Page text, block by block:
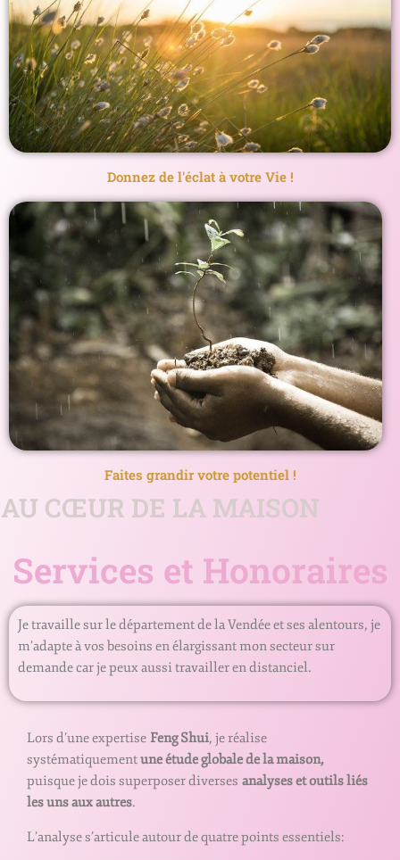
Donnez de l'éclat à votre Vie !
Faites grandir votre potentiel !
AU CŒUR DE LA MAISON
Services et Honoraires
Je travaille sur le département de la Vendée et ses alentours, je
m’adapte à vos besoins en élargissant mon secteur sur
demande car je peux aussi travailler en distanciel.
Lors d’une expertise Feng Shui, je réalise
systématiquementune étude globale de la maison,
puisque je dois superposer diverses analyses et outils liés
les uns aux autres.
L’analyse s’articule autour de quatre points essentiels: